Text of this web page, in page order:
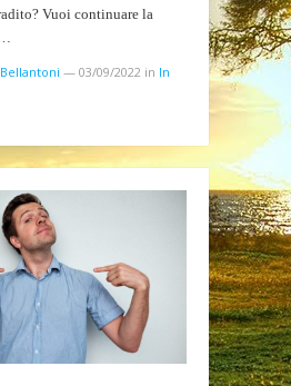
Vuoi continuare la
— 03/09/2022 in In